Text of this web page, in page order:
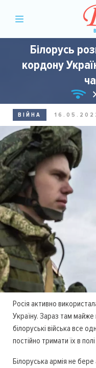
Білорусь
кордону
ВІЙНА
Росія активно
Україну. Зараз там майже
білоруські війська все
постійно тримати їх в
Білоруська армія не бере